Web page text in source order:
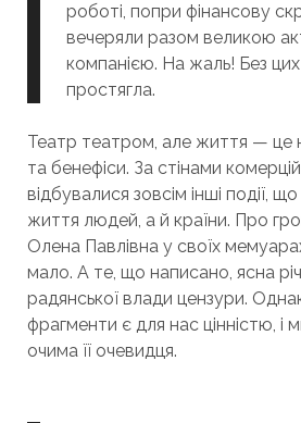
роботі, попри фінансову
вечеряли разом великою
компанією. На жаль! Без
простягла.
Театр театром, але життя — це
та бенефіси. За стінами
відбувалися зовсім інші події,
життя людей, а й країни. Про
Олена Павлівна у своїх
мало. А те, що написано, ясна
радянської влади цензури. Однак
фрагменти є для нас цінністю, і
очима її очевидця.